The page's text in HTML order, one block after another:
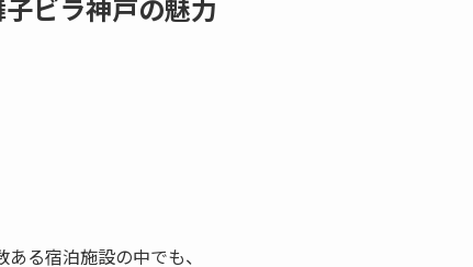
ビラ神戸の魅力
る宿泊施設の中でも、